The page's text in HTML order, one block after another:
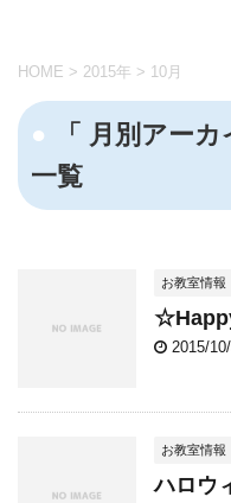
HOME > 2015年 > 10月
「 月別アー
一覧
お教室情報
2015/
お教室情報
ハロウ